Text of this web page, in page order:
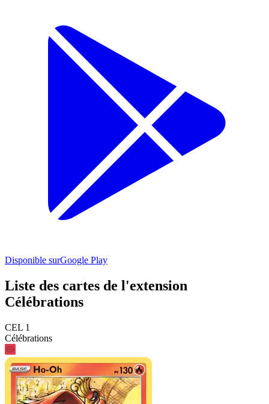
Disponible surGoogle Play
Liste des cartes de l'extension
Célébrations
CEL 1
Célébrations